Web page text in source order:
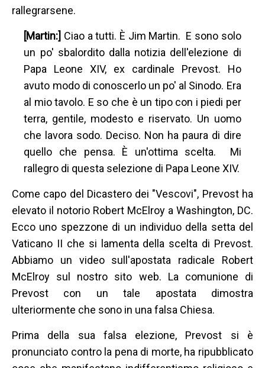
rallegrarsene.
[Martin:] Ciao a tutti. È Jim Martin. E sono solo
un po' sbalordito dalla notizia dell'elezione di
Papa Leone XIV, ex cardinale Prevost. Ho
avuto modo di conoscerlo un po' al Sinodo. Era
al mio tavolo. E so che è un tipo con i piedi per
terra, gentile, modesto e riservato. Un uomo
che lavora sodo. Deciso. Non ha paura di dire
quello che pensa. È un'ottima scelta. Mi
rallegro di questa selezione di Papa Leone XIV.
Come capo del Dicastero dei "Vescovi", Prevost ha
elevato il notorio Robert McElroy a Washington, DC.
Ecco uno spezzone di un individuo della setta del
Vaticano II che si lamenta della scelta di Prevost.
Abbiamo un video sull'apostata radicale Robert
McElroy sul nostro sito web. La comunione di
Prevost con un tale apostata dimostra
ulteriormente che sono in una falsa Chiesa.
Prima della sua falsa elezione, Prevost si è
pronunciato contro la pena di morte, ha ripubblicato